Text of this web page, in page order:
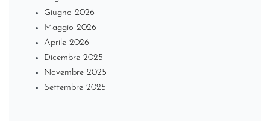
Giugno 2026
Maggio 2026
Aprile 2026
Dicembre 2025
Novembre 2025
Settembre 2025